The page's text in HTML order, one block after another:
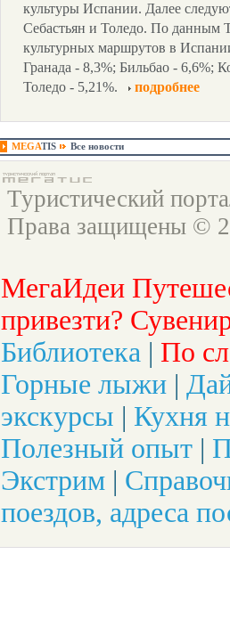
культуры Испании. Далее
Себастьян и Толедо. По данным
культурных маршрутов в
Гранада - 8,3%; Бильбао - 6,6%;
Толедо - 5,21%.
подробнее
MEGATIS Все новости
Туристический
Права защищены ©
МегаИдеи
привезти?
Библиотека | По
Горные лыжи |
экскурсы | Кухня
Полезный опыт |
Экстрим |
поездов, адреса